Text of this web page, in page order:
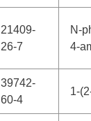
21409-
26-7
N-
4-
39742-
60-4
1-